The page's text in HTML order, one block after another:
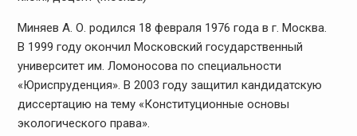
Миняев А. О. родился 18 февраля 1976 года в г. Москва.
В 1999 году окончил Московский государственный
университет им. Ломоносова по специальности
«Юриспруденция». В 2003 году защитил кандидатскую
диссертацию на тему «Конституционные основы
экологического права».